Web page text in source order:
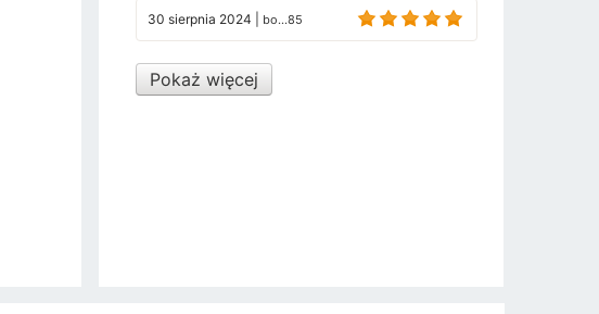
30 sierpnia 2024 bo...85
Pokaż więcej